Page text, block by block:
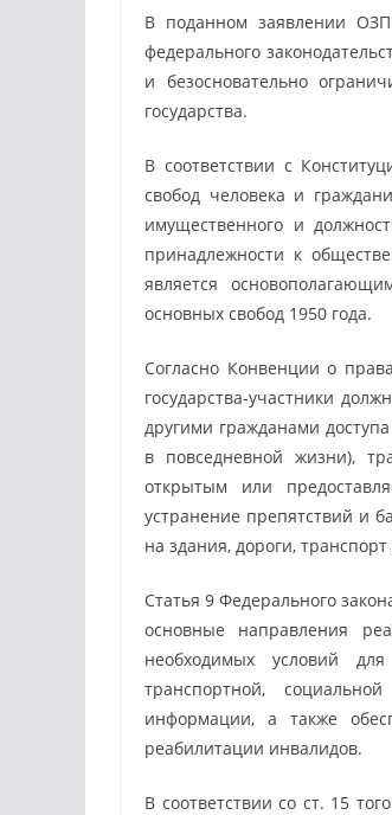
В поданном заявлении
федерального
и безосновательно
государства.
В соответствии с
свобод человека и
имущественного и
принадлежности к
является
основных свобод 1950 года.
Согласно Конвенции о
государства-участники
другими гражданами
в повседневной жизни),
открытым или
устранение препятствий и
на здания, дороги,
Статья 9 Федерального
основные направления
необходимых условий
транспортной,
информации, а также
реабилитации инвалидов.
В соответствии со ст. 15